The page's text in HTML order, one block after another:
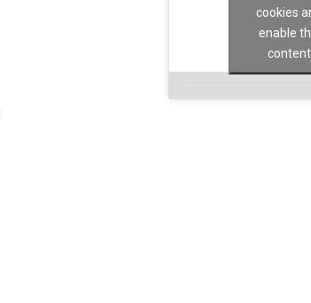
cookies
enable
content